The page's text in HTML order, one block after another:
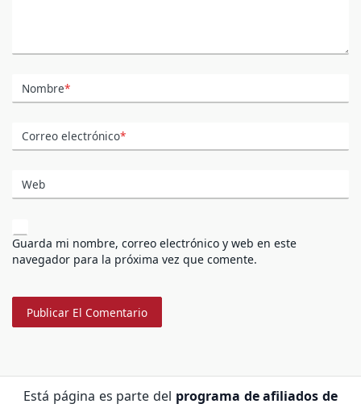
Nombre*
Correo electrónico*
Web
Guarda mi nombre, correo electrónico y web en este
navegador para la próxima vez que comente.
Está página es parte del programa de afiliados de